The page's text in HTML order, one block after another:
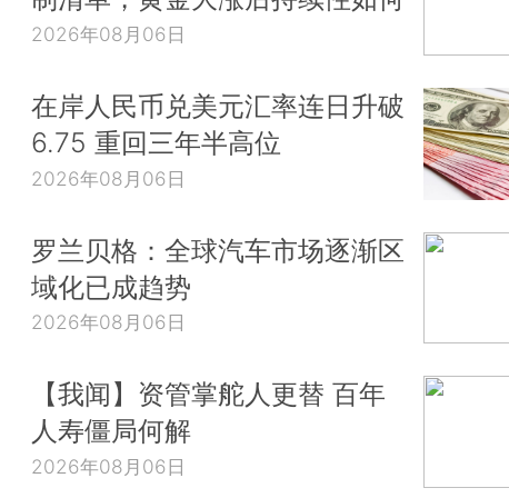
2026年08月06日
在岸人民币兑美元汇率连日升破
6.75 重回三年半高位
2026年08月06日
罗兰贝格：全球汽车市场逐渐区
域化已成趋势
2026年08月06日
【我闻】资管掌舵人更替 百年
人寿僵局何解
2026年08月06日